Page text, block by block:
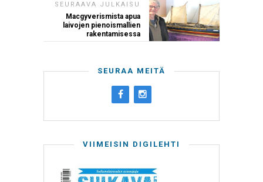
SEURAAVA JULKAISU
Macgyverismista apua
laivojen pienoismallien
rakentamisessa
SEURAA MEITÄ
VIIMEISIN DIGILEHTI